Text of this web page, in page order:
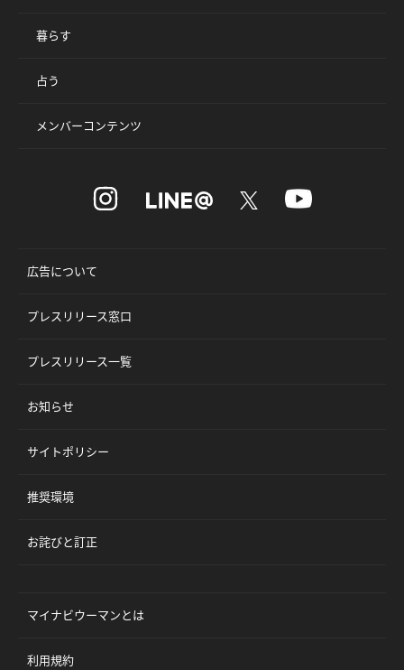
暮らす
占う
メンバーコンテンツ
広告について
プレスリリース窓口
プレスリリース一覧
お知らせ
サイトポリシー
推奨環境
お詫びと訂正
マイナビウーマンとは
利用規約